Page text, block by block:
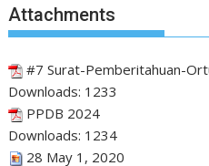
Attachments
#7 Surat-Pemberitahuan-
Downloads: 1233
PPDB 2024
Downloads: 1234
28 May 1, 2020